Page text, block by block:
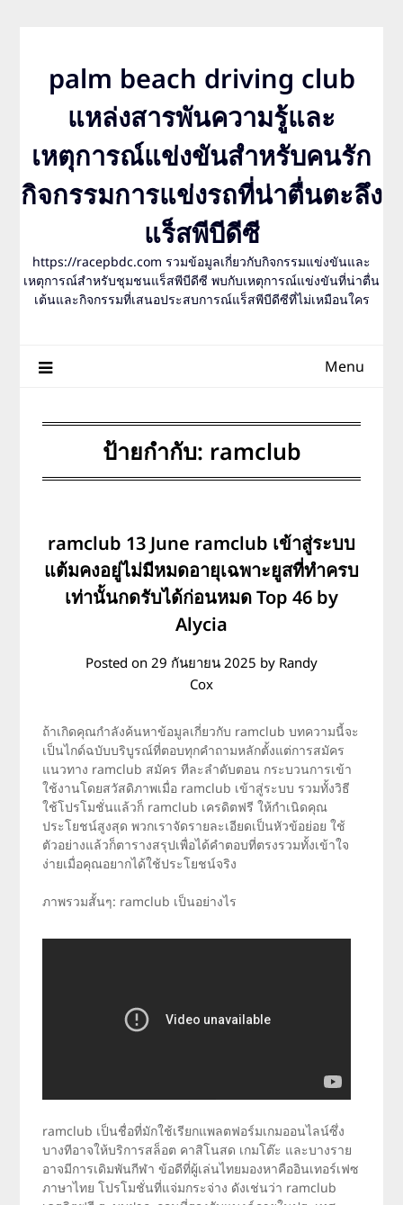
palm beach driving club
แหล่งสารพันความรู้และ
เหตุการณ์แข่งขันสำหรับคนรัก
กิจกรรมการแข่งรถที่น่าตื่นตะลึง
แร็สพีบีดีซี
https://racepbdc.com รวมข้อมูลเกี่ยวกับกิจกรรมแข่งขันและ
เหตุการณ์สำหรับชุมชนแร็สพีบีดีซี พบกับเหตุการณ์แข่งขันที่น่าตื่น
เต้นและกิจกรรมที่เสนอประสบการณ์แร็สพีบีดีซีที่ไม่เหมือนใคร
Menu
ป้ายกำกับ: ramclub
ramclub 13 June ramclub เข้าสู่ระบบ
แต้มคงอยู่ไม่มีหมดอายุเฉพาะยูสที่ทำครบ
เท่านั้นกดรับได้ก่อนหมด Top 46 by
Alycia
Posted on 29 กันยายน 2025 by Randy
Cox
ถ้าเกิดคุณกำลังค้นหาข้อมูลเกี่ยวกับ ramclub บทความนี้จะ
เป็นไกด์ฉบับบริบูรณ์ที่ตอบทุกคำถามหลักตั้งแต่การสมัคร
แนวทาง ramclub สมัคร ทีละลำดับตอน กระบวนการเข้า
ใช้งานโดยสวัสดิภาพเมื่อ ramclub เข้าสู่ระบบ รวมทั้งวิธี
ใช้โปรโมชั่นแล้วก็ ramclub เครดิตฟรี ให้กำเนิดคุณ
ประโยชน์สูงสุด พวกเราจัดรายละเอียดเป็นหัวข้อย่อย ใช้
ตัวอย่างแล้วก็ตารางสรุปเพื่อได้คำตอบที่ตรงรวมทั้งเข้าใจ
ง่ายเมื่อคุณอยากได้ใช้ประโยชน์จริง
ภาพรวมสั้นๆ: ramclub เป็นอย่างไร
ramclub เป็นชื่อที่มักใช้เรียกแพลตฟอร์มเกมออนไลน์ซึ่ง
บางทีอาจให้บริการสล็อต คาสิโนสด เกมโต๊ะ และบางราย
อาจมีการเดิมพันกีฬา ข้อดีที่ผู้เล่นไทยมองหาคืออินเทอร์เฟซ
ภาษาไทย โปรโมชั่นที่แจ่มกระจ่าง ดังเช่นว่า ramclub